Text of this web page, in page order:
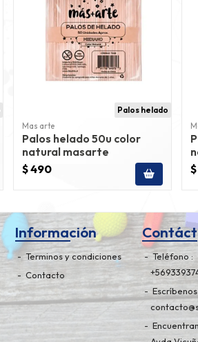
Palos helado
Mas arte
Palos helado 50u color
natural masarte
$ 490
Información
Terminos y condiciones
Contacto
Teléfono
Escríbenos